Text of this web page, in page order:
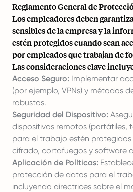
Reglamento General de
Los empleadores deben
sensibles de la empresa y la
estén protegidos cuando sean
por empleados que trabajan de
Las consideraciones clave
Acceso Seguro: Implementar
(por ejemplo, VPNs) y métodos
robustos.
Seguridad del Dispositivo:
dispositivos remotos (portátiles,
para el trabajo estén
cifrado, cortafuegos y software
Aplicación de Políticas:
protección de datos para el
incluyendo directrices sobre el